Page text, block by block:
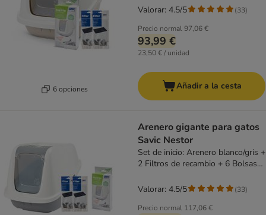
6 opciones
Precio normal97,06 €
93,99 €
23,50 € / unidad
Valorar: 4.5/5 (33)
Añadir a la cesta
Arenero gigante para gatos
Savic Nestor
Set de inicio: Arenero blanco/gris +
2 Filtros de recambio + 6 Bolsas
Precio normal 117,06 €
Valorar: 4.5/5 (33)